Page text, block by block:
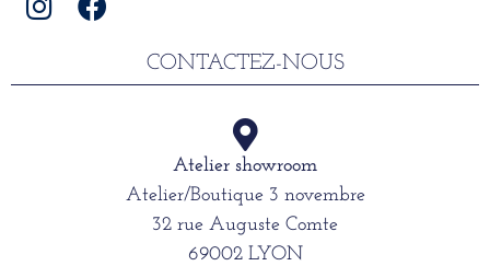
CONTACTEZ-NOUS
Atelier showroom
Atelier/Boutique 3 novembre
32 rue Auguste Comte
69002 LYON